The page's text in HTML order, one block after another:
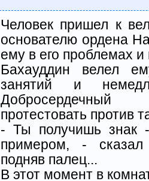
Человек пришел к
основателю ордена
ему в его проблемах и
Бахауддин велел
занятий и
Добросердечный
протестовать против
- Ты получишь знак
примером, - сказал
подняв палец...
В этот момент в